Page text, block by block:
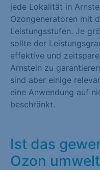
jede Lokalität in
Ozongeneratoren mit
Leistungsstufen. Je
sollte der
effektive und
Arnstein zu
sind aber einige
eine Anwendung auf
beschränkt.
Ist das
Ozon